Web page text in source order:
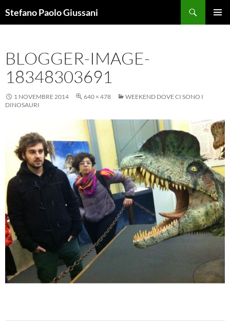
alStefano Paolo Giussani
BLOGGER-IMAGE-
18348303691
1 NOVEMBRE 2014 640 × 478
WEEKEND DOVE CI SONO I
DINOSAURI